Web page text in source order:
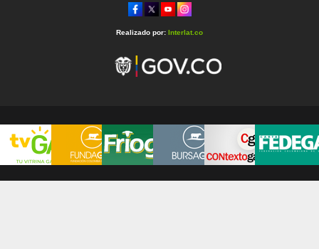
Realizado por: Interlat.co